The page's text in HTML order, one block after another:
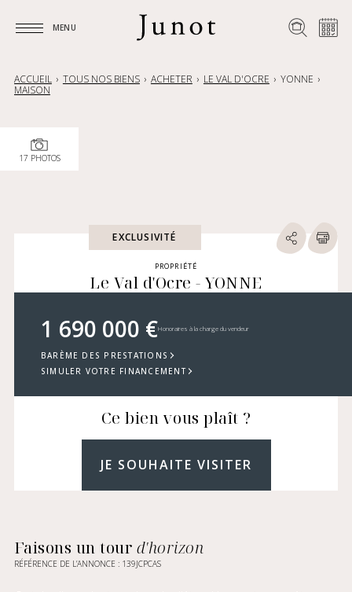
MENU
ACCUEIL TOUS NOS BIENS ACHETER LE VAL D'OCRE
YONNE
MAISON
17 PHOTOS
EXCLUSIVITÉ
PROPRIÉTÉ
Le Val d'Ocre - YONNE
1 690 000 €Honoraires à la charge du vendeur
BARÈME DES PRESTATIONS
SIMULER VOTRE FINANCEMENT
Ce bien vous plaît ?
JE SOUHAITE VISITER
Faisons un tour d'horizon
RÉFÉRENCE DE L’ANNONCE : 139JCPCAS